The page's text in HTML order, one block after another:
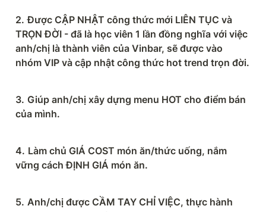
2. Được CẬP NHẬT công thức mới LIÊN TỤC và
TRỌN ĐỜI - đã là học viên 1 lần đồng nghĩa với việc
anh/chị là thành viên của Vinbar, sẽ được vào
nhóm VIP và cập nhật công thức hot trend trọn đời.
3. Giúp anh/chị xây dựng menu HOT cho điểm bán
của mình.
4. Làm chủ GIÁ COST món ăn/thức uống, nắm
vững cách ĐỊNH GIÁ món ăn.
5. Anh/chị được CẦM TAY CHỈ VIỆC, thực hành